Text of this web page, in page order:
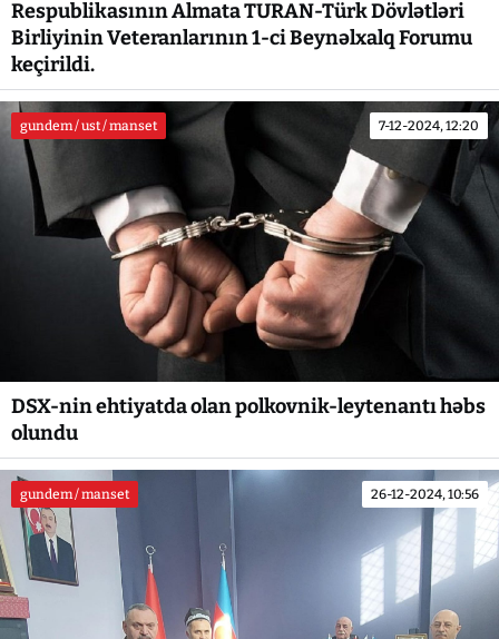
Respublikasının Almata TURAN-Türk Dövlətləri
Birliyinin Veteranlarının 1-ci Beynəlxalq Forumu
keçirildi.
gundem / ust / manset 7-12-2024, 12:20
DSX-nin ehtiyatda olan polkovnik-leytenantı həbs
olundu
gundem / manset 26-12-2024, 10:56